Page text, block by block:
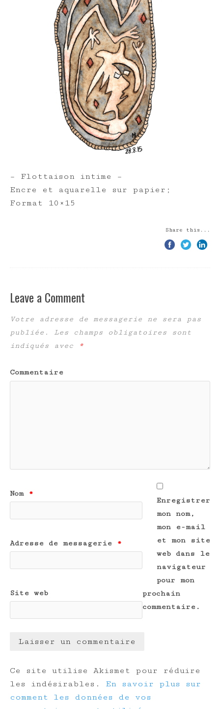
– Flottaison intime –
Encre et aquarelle sur papier;
Format 10×15
Share this...
Leave a Comment
Votre adresse de messagerie ne sera pas
publiée.
Les champs obligatoires sont
indiqués avec
*
Commentaire
Nom *
Adresse de messagerie *
Site web
Enregistrer
mon nom,
mon e-mail
et mon site
web dans le
navigateur
pour mon
prochain
commentaire.
Ce site utilise Akismet pour réduire
les indésirables. En savoir plus sur
comment les données de vos